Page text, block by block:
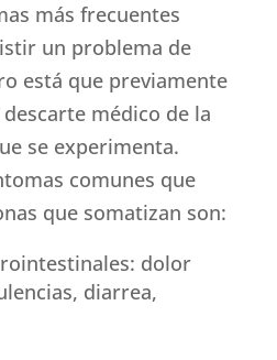
más frecuentes
un problema de
está que previamente
médico de la
se experimenta.
comunes que
que somatizan son:
dolor
diarrea,